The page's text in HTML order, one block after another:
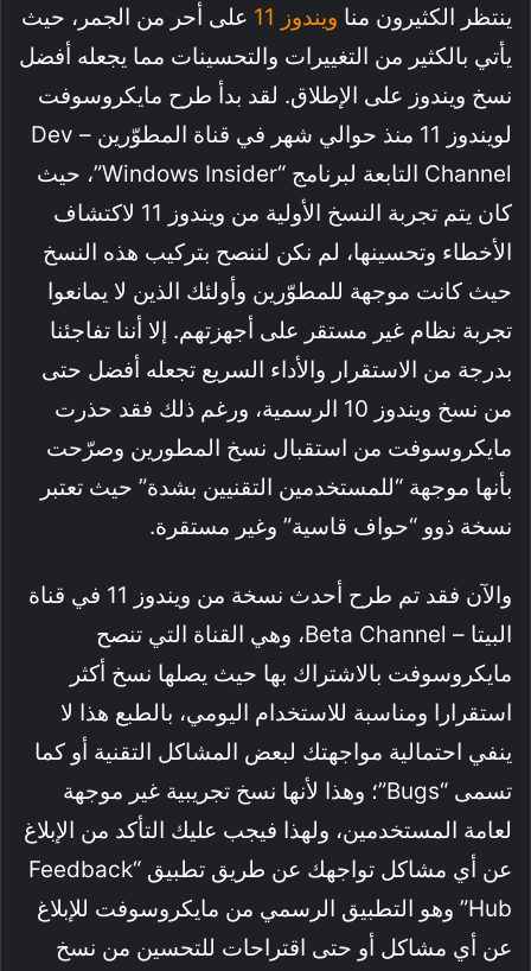
ينتظر الكثيرون منا ويندوز 11
على أحر من الجمر، حيث
يأتي بالكثير من التغييرات والتحسينات مما يجعله أفضل
نسخ ويندوز على الإطلاق. لقد بدأ طرح مايكروسوفت
لويندوز 11 منذ حوالي شهر في قناة المطوّرين – Dev
Channel التابعة لبرنامج “Windows Insider”، حيث
كان يتم تجربة النسخ الأولية من ويندوز 11 لاكتشاف
الأخطاء وتحسينها، لم نكن لننصح بتركيب هذه النسخ
حيث كانت موجهة للمطوّرين وأولئك الذين لا يمانعوا
تجربة نظام غير مستقر على أجهزتهم. إلا أننا تفاجئنا
بدرجة من الاستقرار والأداء السريع تجعله أفضل حتى
من نسخ ويندوز 10 الرسمية، ورغم ذلك فقد حذرت
مايكروسوفت من استقبال نسخ المطورين وصرّحت
بأنها موجهة “للمستخدمين التقنيين بشدة” حيث تعتبر
نسخة ذوو “حواف قاسية” وغير مستقرة.
والآن فقد تم طرح أحدث نسخة من ويندوز 11 في قناة
البيتا – Beta Channel، وهي القناة التي تنصح
مايكروسوفت بالاشتراك بها حيث يصلها نسخ أكثر
استقرارا ومناسبة للاستخدام اليومي، بالطبع هذا لا
ينفي احتمالية مواجهتك لبعض المشاكل التقنية أو كما
تسمى “Bugs”؛ وهذا لأنها نسخ تجريبية غير موجهة
لعامة المستخدمين، ولهذا فيجب عليك التأكد من الإبلاغ
عن أي مشاكل تواجهك عن طريق تطبيق “Feedback
Hub” وهو التطبيق الرسمي من مايكروسوفت للإبلاغ
عن أي مشاكل أو حتى اقتراحات للتحسين من نسخ